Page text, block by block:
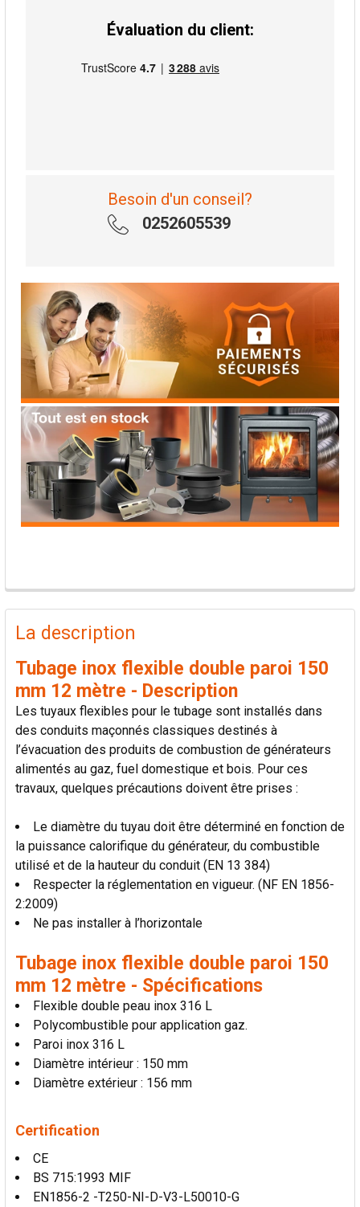
Évaluation du client:
Besoin d'un conseil?
0252605539
PRODUITS
FRÉQUEMMENT
ACHETÉS
SÉLECTIONNER
AJOUTER
LA
SÉLECTION
AU PANIER
La description
Tubage inox flexible double paroi 150
mm 12 mètre - Description
Les tuyaux flexibles pour le tubage sont installés dans
des conduits maçonnés classiques destinés à
l’évacuation des produits de combustion de générateurs
alimentés au gaz, fuel domestique et bois. Pour ces
travaux, quelques précautions doivent être prises :
Le diamètre du tuyau doit être déterminé en fonction de
la puissance calorifique du générateur, du combustible
utilisé et de la hauteur du conduit (EN 13 384)
Respecter la réglementation en vigueur. (NF EN 1856-
2:2009)
Ne pas installer à l’horizontale
Tubage inox flexible double paroi 150
mm 12 mètre - Spécifications
Flexible double peau inox 316 L
Polycombustible pour application gaz.
Paroi inox 316 L
Diamètre intérieur : 150 mm
Diamètre extérieur : 156 mm
Certification
CE
BS 715:1993 MIF
EN1856-2 -T250-NI-D-V3-L50010-G